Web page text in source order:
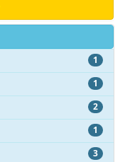
1
1
2
1
3